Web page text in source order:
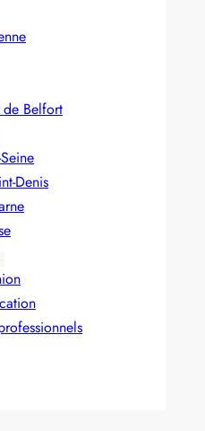
Belfort
Denis